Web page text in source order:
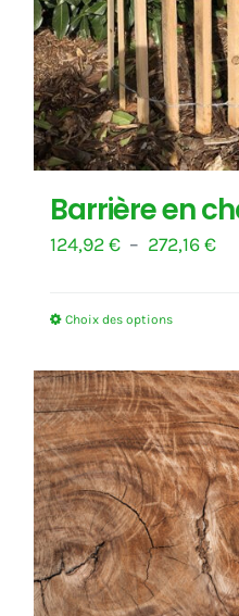
Mon Panier
Barrière en
124,92€ – 272,16€
à
Choix des optionsCe
a
Les
options
être